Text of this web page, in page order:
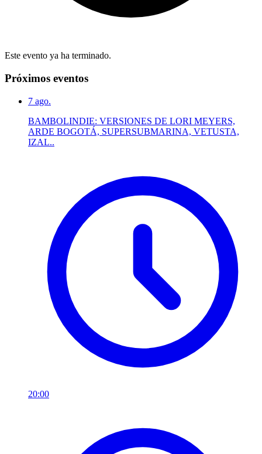
Este evento ya ha terminado.
Próximos eventos
7 ago.
BAMBOLINDIE: VERSIONES DE LORI MEYERS,
ARDE BOGOTÁ, SUPERSUBMARINA, VETUSTA,
IZAL..
20:00